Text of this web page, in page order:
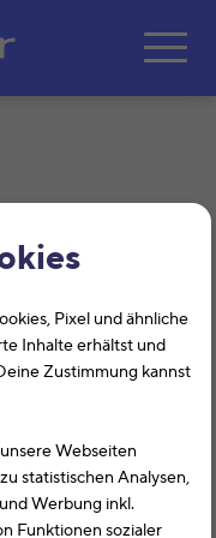
Pixel und ähnliche
Inhalte erhältst und
Zustimmung kannst
Webseiten
statistischen Analysen,
Werbung inkl.
Funktionen sozialer
Hauptinhalt
alle
Freiburg-
Neustadt mit